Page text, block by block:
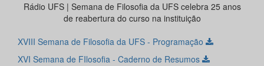
Rádio UFS | Semana de Filosofia da UFS celebra 25 anos
de reabertura do curso na instituição
XVIII Semana de Filosofia da UFS - Programação
XVI Semana de FIlosofia - Caderno de Resumos